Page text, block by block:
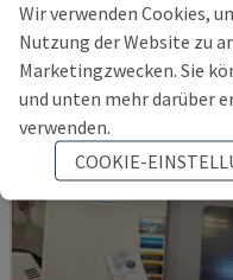
Wir verwenden Cookies,
Nutzung der Website zu
Marketingzwecken. Sie
und unten mehr darüber
verwenden.
COOKIE-